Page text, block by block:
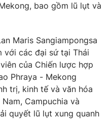
bao gồm lũ lụt và
Maris Sangiampongsa
với các đại sứ tại Thái
của Chiến lược hợp
Phraya - Mekong
trị, kinh tế và văn hóa
Campuchia và
quyết lũ lụt xung quanh